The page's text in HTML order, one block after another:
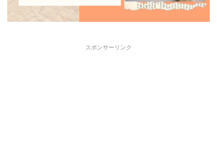
スポンサーリンク